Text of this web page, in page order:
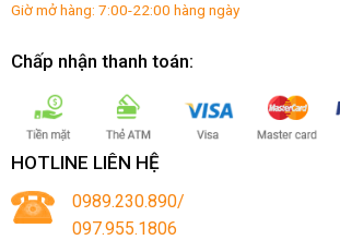
Giờ mở hàng: 7:00-22:00 hàng ngày
Chấp nhận thanh toán:
HOTLINE LIÊN HỆ
0989.230.890/
097.955.1806